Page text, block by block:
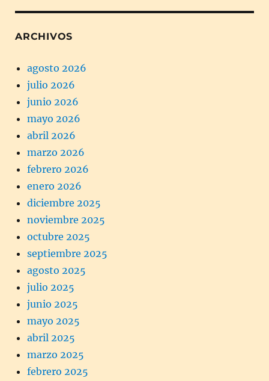
ARCHIVOS
agosto 2026
julio 2026
junio 2026
mayo 2026
abril 2026
marzo 2026
febrero 2026
enero 2026
diciembre 2025
noviembre 2025
octubre 2025
septiembre 2025
agosto 2025
julio 2025
junio 2025
mayo 2025
abril 2025
marzo 2025
febrero 2025